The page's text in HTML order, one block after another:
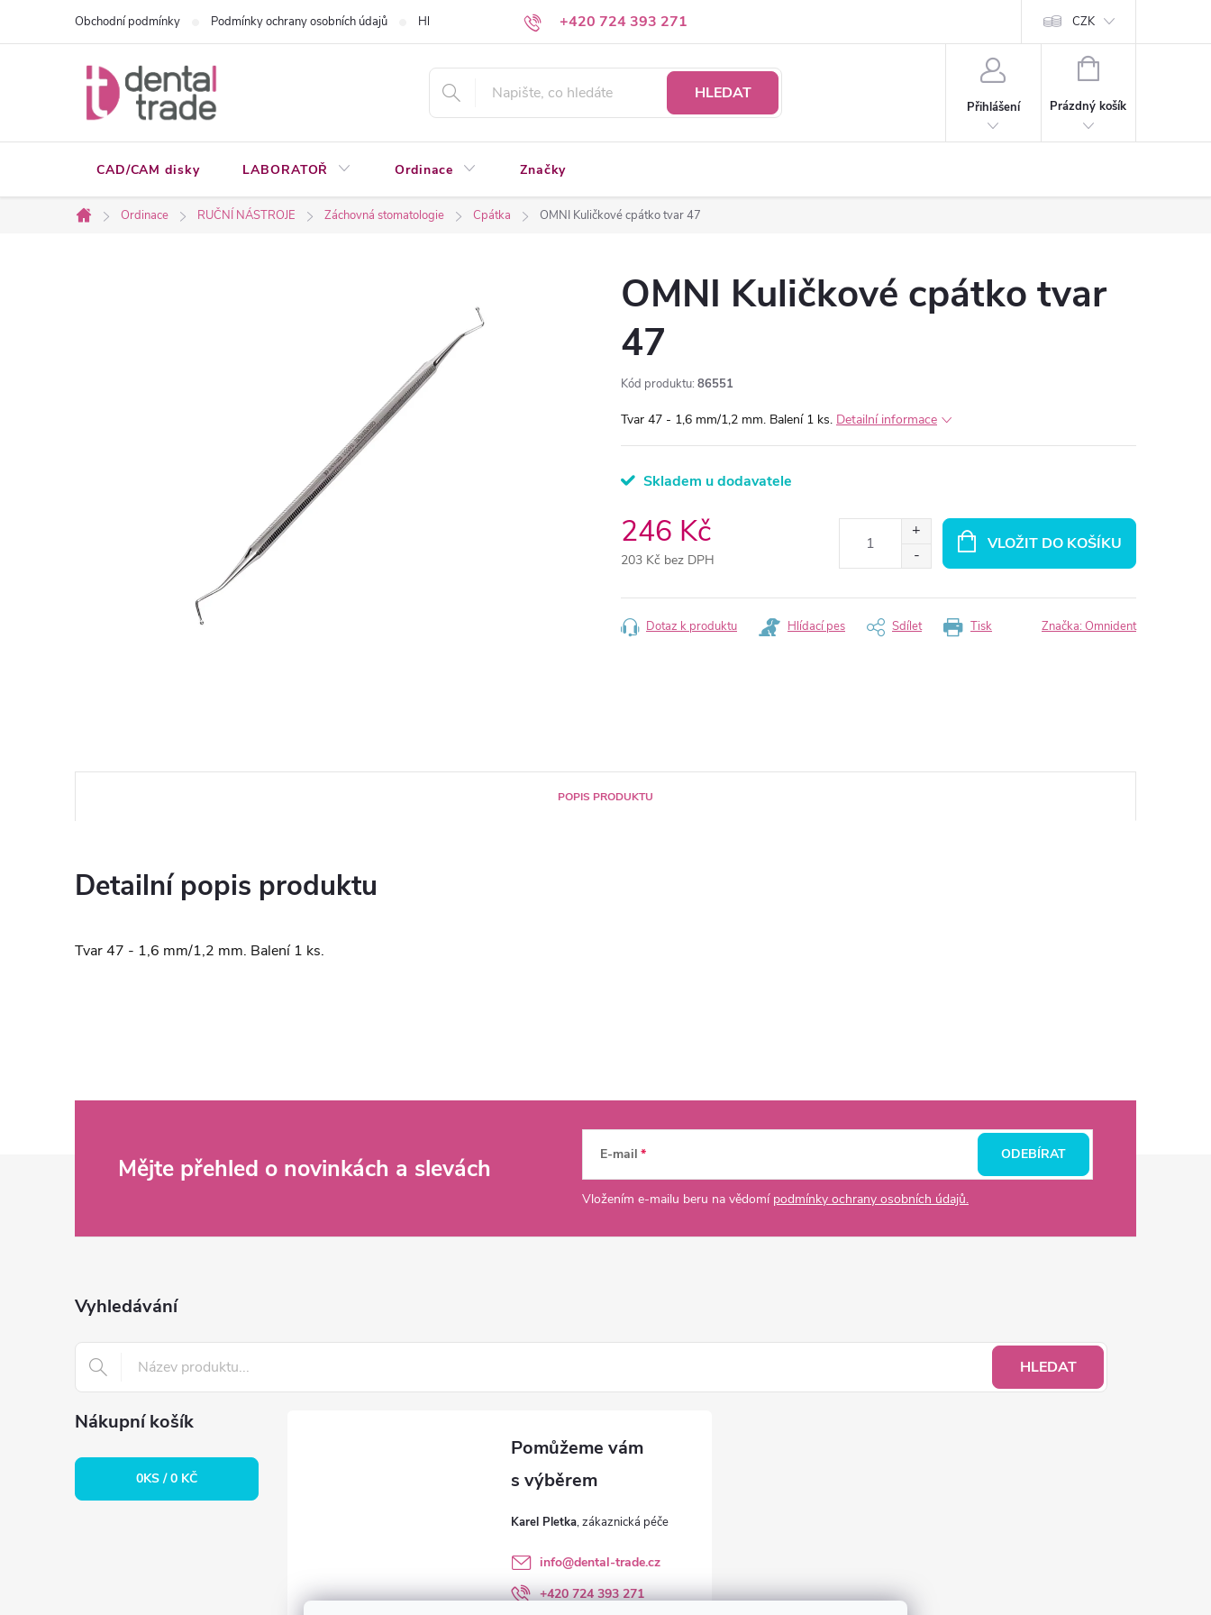
+420 724 393 271
Obchodní podmínky Podmínky ochrany osobních údajů Hledáte a nenacházíte? Napište nám CZK
HLEDAT
Přihlášení
NÁKUPNÍ
Prázdný košík
CAD/CAM disky LABORATOŘ Ordinace Značky
Domů
Ordinace RUČNÍ NÁSTROJE Záchovná stomatologie Cpátka OMNI Kuličkové cpátko tvar 47
OMNI Kuličkové cpátko tvar
47
Kód produktu: 86551
Tvar 47 - 1,6 mm/1,2 mm. Balení 1 ks. Detailní informace
Skladem u dodavatele
246 Kč
203 Kč bez DPH
cena:
VLOŽIT DO KOŠÍKU
Tisk
Dotaz k produktu Hlídací pes Sdílet Značka: Omnident
POPIS PRODUKTU
Detailní popis produktu
Tvar 47 - 1,6 mm/1,2 mm. Balení 1 ks.
Mějte přehled o novinkách a slevách E-mail
Vložením e-mailu beru na vědomí podmínky ochrany osobních údajů.
ODEBÍRAT
Vyhledávání
HLEDAT
Nákupní košík
0KS /0 KČ
Karel Pletka
info@dental-trade.cz
+420 724 393 271